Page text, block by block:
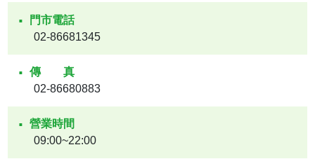
門市電話
02-86681345
傳真
02-86680883
營業時間
09:00~22:00